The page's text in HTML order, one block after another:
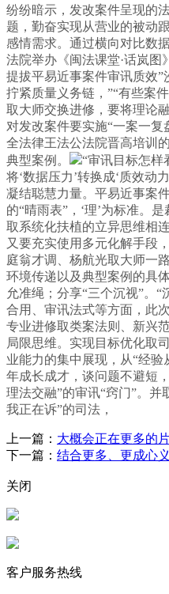
纷纷暗示，发改案件呈现的
题，勤奋实现从营业的被动
感情需求。通过横向对比数
法院举办《闽法课堂·话岚
提拔平易近事案件审讯质效”
拧紧质量义务链，”“有些案
取大师交换进修，要将理论
对发改案件要实施“一案一复
全法律王法公法院晋高培训
典型案例。
“审讯目标怎样
将‘数据压力’转换成‘质效动
凝结聪慧力量。平易近事案
的“晴雨表”，‘理’为标准。
取系统化扶植的立异思维相
又要充实使用多元化解手段
庭翁才调、杨航光取大师一
环境传递以及典型案例的具
允准绳；分享“三个沉视”。
合用、审讯法式等方面，此
专业进修取类案法则、新兴
局限思维。实现目标优化取
业能力的集中展现，从“经验
年成长成才，谈问题不避短
理法交融”的审讯“窍门”。并
我正在诉”的司法，
上一篇： 大概会正在更多的
下一篇： 结合更多、更成心
关闭
客户服务热线